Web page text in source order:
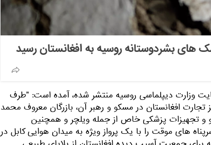
های بشردوستانه روسیه به افغانستان رسید
وزارت دیپلماسی روسیه منتشر شده، آمده است: "طرف
افغانستان در مسکو و رهبر آن، بازرگان معروف محمد
و تجهیزات پزشکی خاص از جمله ویلچر و همچنین
های موقت را با یک پرواز ویژه به میدان هوایی کابل در